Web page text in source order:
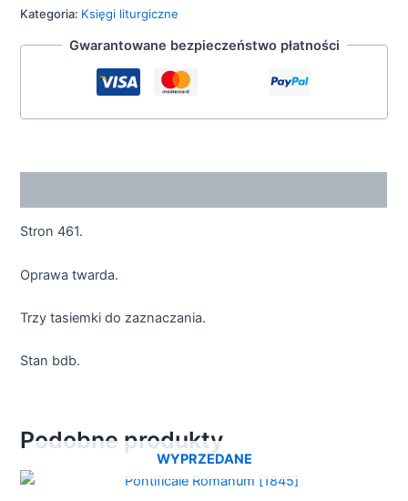
Kategoria: Księgi liturgiczne
Gwarantowane bezpieczeństwo płatności
Stron 461.
Oprawa twarda.
Trzy tasiemki do zaznaczania.
Stan bdb.
Podobne produkty
WYPRZEDANE